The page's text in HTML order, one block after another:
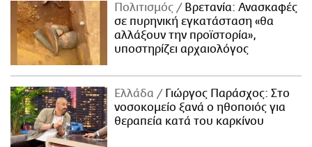
Πολιτισμός
Βρετανία: Ανασκαφές
σε πυρηνική εγκατάσταση «θα
αλλάξουν την προϊστορία»,
υποστηρίζει αρχαιολόγος
Ελλάδα
Γιώργος Παράσχος: Στο
νοσοκομείο ξανά ο ηθοποιός για
θεραπεία κατά του καρκίνου